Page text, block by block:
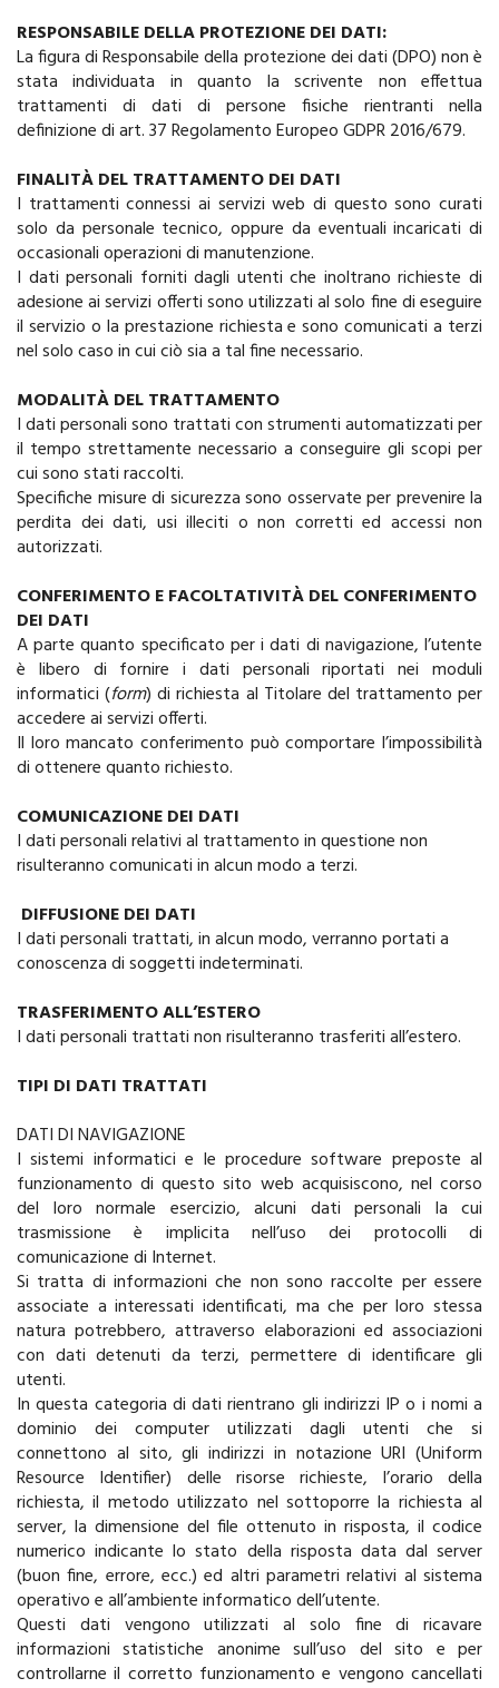
RESPONSABILE DELLA PROTEZIONE DEI DATI:
La figura di Responsabile della protezione dei dati (DPO) non è
stata individuata in quanto la scrivente non effettua
trattamenti di dati di persone fisiche rientranti nella
definizione di art. 37 Regolamento Europeo GDPR 2016/679.
FINALITÀ DEL TRATTAMENTO DEI DATI
I trattamenti connessi ai servizi web di questo sono curati
solo da personale tecnico, oppure da eventuali incaricati di
occasionali operazioni di manutenzione.
I dati personali forniti dagli utenti che inoltrano richieste di
adesione ai servizi offerti sono utilizzati al solo fine di eseguire
il servizio o la prestazione richiesta e sono comunicati a terzi
nel solo caso in cui ciò sia a tal fine necessario.
MODALITÀ DEL TRATTAMENTO
I dati personali sono trattati con strumenti automatizzati per
il tempo strettamente necessario a conseguire gli scopi per
cui sono stati raccolti.
Specifiche misure di sicurezza sono osservate per prevenire la
perdita dei dati, usi illeciti o non corretti ed accessi non
autorizzati.
CONFERIMENTO E FACOLTATIVITÀ DEL CONFERIMENTO
DEI DATI
A parte quanto specificato per i dati di navigazione, l’utente
è libero di fornire i dati personali riportati nei moduli
informatici (form) di richiesta al Titolare del trattamento per
accedere ai servizi offerti.
Il loro mancato conferimento può comportare l’impossibilità
di ottenere quanto richiesto.
COMUNICAZIONE DEI DATI
I dati personali relativi al trattamento in questione non
risulteranno comunicati in alcun modo a terzi.
DIFFUSIONE DEI DATI
I dati personali trattati, in alcun modo, verranno portati a
conoscenza di soggetti indeterminati.
TRASFERIMENTO ALL’ESTERO
I dati personali trattati non risulteranno trasferiti all’estero.
TIPI DI DATI TRATTATI
DATI DI NAVIGAZIONE
I sistemi informatici e le procedure software preposte al
funzionamento di questo sito web acquisiscono, nel corso
del loro normale esercizio, alcuni dati personali la cui
trasmissione è implicita nell’uso dei protocolli di
comunicazione di Internet.
Si tratta di informazioni che non sono raccolte per essere
associate a interessati identificati, ma che per loro stessa
natura potrebbero, attraverso elaborazioni ed associazioni
con dati detenuti da terzi, permettere di identificare gli
utenti.
In questa categoria di dati rientrano gli indirizzi IP o i nomi a
dominio dei computer utilizzati dagli utenti che si
connettono al sito, gli indirizzi in notazione URI (Uniform
Resource Identifier) delle risorse richieste, l’orario della
richiesta, il metodo utilizzato nel sottoporre la richiesta al
server, la dimensione del file ottenuto in risposta, il codice
numerico indicante lo stato della risposta data dal server
(buon fine, errore, ecc.) ed altri parametri relativi al sistema
operativo e all’ambiente informatico dell’utente.
Questi dati vengono utilizzati al solo fine di ricavare
informazioni statistiche anonime sull’uso del sito e per
controllarne il corretto funzionamento e vengono cancellati